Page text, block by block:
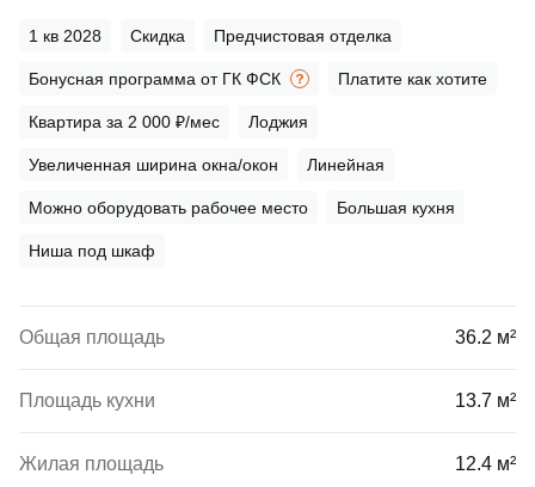
1 кв 2028 Скидка Предчистовая отделка
Бонусная программа от ГК ФСК Платите как хотите
Квартира за 2 000 ₽/мес Лоджия
Увеличенная ширина окна/окон Линейная
Можно оборудовать рабочее место Большая кухня
Ниша под шкаф
Общая площадь 36.2 м²
Площадь кухни 13.7 м²
Жилая площадь 12.4 м²